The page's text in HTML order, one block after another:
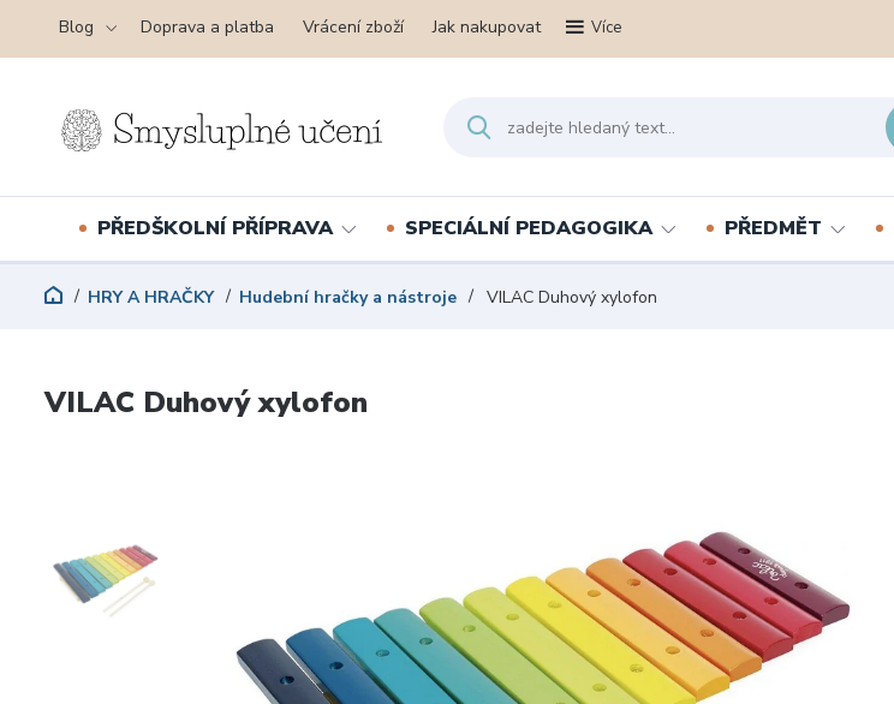
Blog Doprava a platba Vrácení zboží Jak nakupovat Více
PŘEDŠKOLNÍ PŘÍPRAVA SPECIÁLNÍ PEDAGOGIKA PŘEDMĚT
HRY A HRAČKY Hudební hračky a nástroje VILAC Duhový xylofon
VILAC Duhový xylofon